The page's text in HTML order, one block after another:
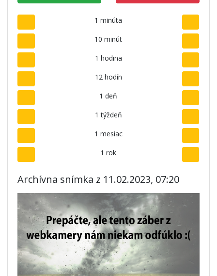
1 minúta
10 minút
1 hodina
12 hodín
1 deň
1 týždeň
1 mesiac
1 rok
Archívna snímka z 11.02.2023, 07:20